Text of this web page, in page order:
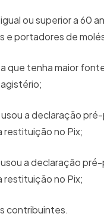
ou superior a 60
e portadores de
que tenha maior
usou a declaração
restituição no Pix;
usou a declaração
restituição no Pix;
contribuintes.